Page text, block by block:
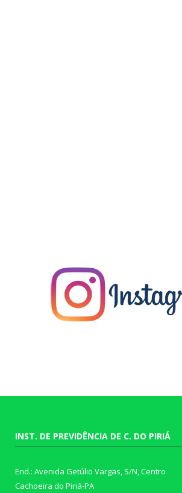
INST. DE PREVIDÊNCIA DE C. DO PIRIÁ
End.: Avenida Getúlio Vargas, S/N, Centro
Cachoeira do Piriá-PA